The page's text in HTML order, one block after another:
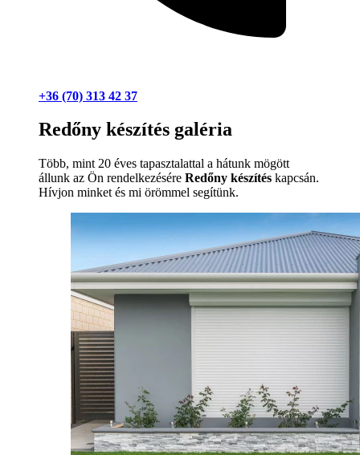
+36 (70) 313 42 37
Redőny készítés galéria
Több, mint 20 éves tapasztalattal a hátunk mögött
állunk az Ön rendelkezésére Redőny készítés kapcsán.
Hívjon minket és mi örömmel segítünk.